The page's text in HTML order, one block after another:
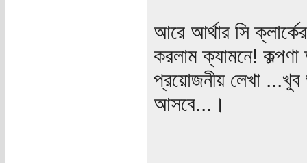
আরে আর্থার সি
করলাম ক্যামনে!
প্রয়োজনীয় লেখা
আসবে...।